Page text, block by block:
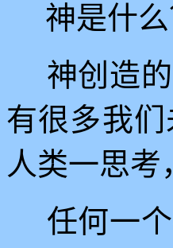
神是什
神创造
有很多我
人类一思
任何一